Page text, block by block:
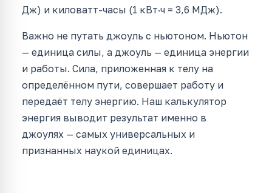
Дж) и киловатт-часы (1 кВт·ч = 3,6 МДж).
Важно не путать джоуль с ньютоном. Ньютон
— единица силы, а джоуль — единица энергии
и работы. Сила, приложенная к телу на
определённом пути, совершает работу и
передаёт телу энергию. Наш калькулятор
энергия выводит результат именно в
джоулях — самых универсальных и
признанных наукой единицах.